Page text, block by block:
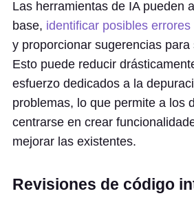
Las herramientas de IA pueden
base, identificar posibles
y proporcionar sugerencias para
Esto puede reducir
esfuerzo dedicados a la
problemas, lo que permite a los
centrarse en crear
mejorar las existentes.
Revisiones de código